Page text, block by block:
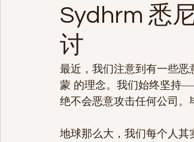
Sydhrm 悉
讨
最近，我们注意到有一些
蒙 的理念。我们始终坚持
绝不会恶意攻击任何公司。
地球那么大，我们每个人其